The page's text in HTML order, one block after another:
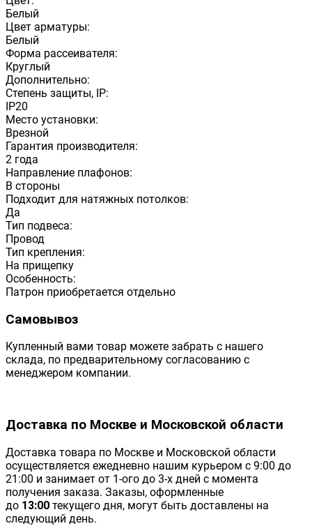
Белый
Цвет арматуры:
Белый
Форма рассеивателя:
Круглый
Дополнительно:
Степень защиты, IP:
IP20
Место установки:
Врезной
Гарантия производителя:
2 года
Направление плафонов:
В стороны
Подходит для натяжных потолков:
Да
Тип подвеса:
Провод
Тип крепления:
На прищепку
Особенность:
Патрон приобретается отдельно
Самовывоз
Купленный вами товар можете забрать с нашего
склада, по предварительному согласованию с
менеджером компании.
Доставка по Москве и Московской области
Доставка товара по Москве и Московской области
осуществляется ежедневно нашим курьером с 9:00 до
21:00 и занимает от 1-ого до 3-х дней с момента
получения заказа. Заказы, оформленные
до 13:00 текущего дня, могут быть доставлены на
следующий день.